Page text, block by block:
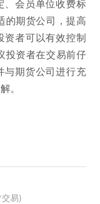
、会员单位收费标
的期货公司，提高
资者可以有效控制
投资者在交易前仔
与期货公司进行充
。
易)